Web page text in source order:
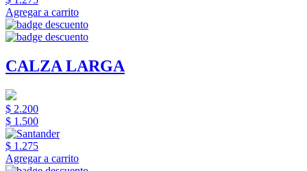
Agregar a carrito
CALZA LARGA
$ 2.200
$ 1.500
$ 1.275
Agregar a carrito